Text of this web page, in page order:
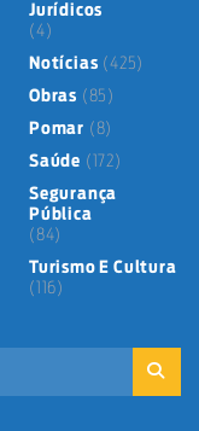
Jurídicos
(4)
Notícias (425)
Obras (85)
Pomar (8)
Saúde (172)
Segurança
Pública
(84)
Turismo E Cultura
(116)